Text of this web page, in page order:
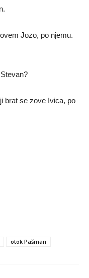
Jozo, po njemu.
brat se zove Ivica, po
otok Pašman